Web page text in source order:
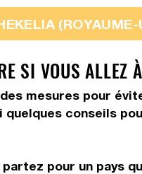
SI VOUS
mesures pour
conseils
partez pour un pays